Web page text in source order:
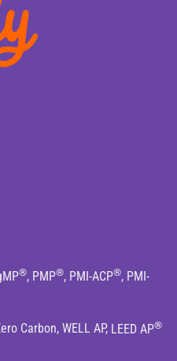
®, PMP®, PMI-ACP®, PMI-
Carbon, WELL AP,LEED AP®